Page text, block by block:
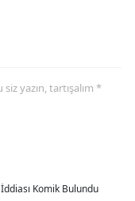
yazın, tartışalım *
Komik Bulundu